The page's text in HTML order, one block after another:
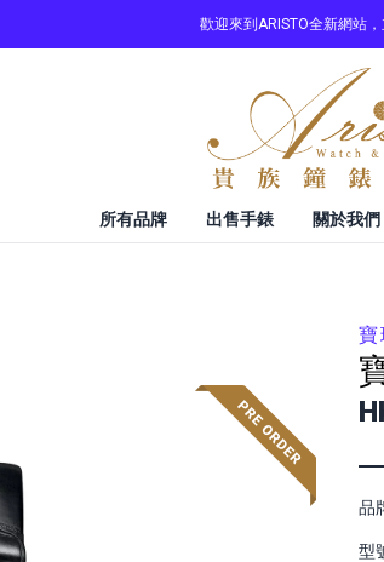
歡迎來到ARISTO全新網站，
所有品牌 出售手錶 關於我們
寶
品
型